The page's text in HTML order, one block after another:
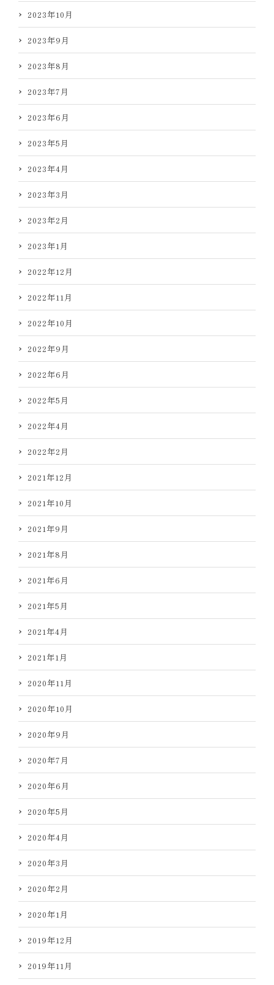
2023年10月
2023年9月
2023年8月
2023年7月
2023年6月
2023年5月
2023年4月
2023年3月
2023年2月
2023年1月
2022年12月
2022年11月
2022年10月
2022年9月
2022年6月
2022年5月
2022年4月
2022年2月
2021年12月
2021年10月
2021年9月
2021年8月
2021年6月
2021年5月
2021年4月
2021年1月
2020年11月
2020年10月
2020年9月
2020年7月
2020年6月
2020年5月
2020年4月
2020年3月
2020年2月
2020年1月
2019年12月
2019年11月